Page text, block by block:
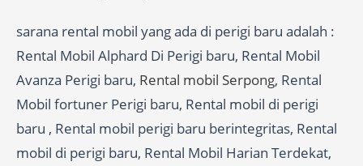
sarana rental mobil yang ada di perigi baru adalah :
Rental Mobil Alphard Di Perigi baru, Rental Mobil
Avanza Perigi baru, Rental mobil Serpong, Rental
Mobil fortuner Perigi baru, Rental mobil di perigi
baru , Rental mobil perigi baru berintegritas, Rental
mobil di perigi baru, Rental Mobil Harian Terdekat,